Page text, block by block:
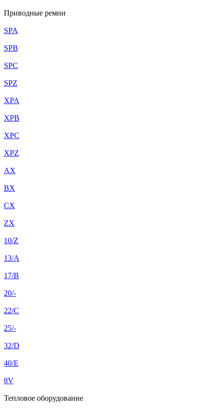
Приводные ремни
SPA
SPB
SPC
SPZ
XPA
XPB
XPC
XPZ
AX
BX
CX
ZX
10/Z
13/A
17/B
20/-
22/C
25/-
32/D
40/E
8V
Тепловое оборудование